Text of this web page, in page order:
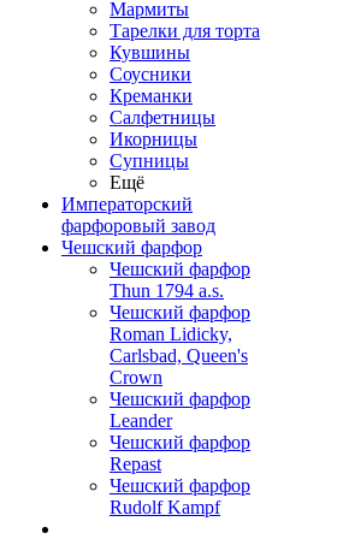
Мармиты
Тарелки для торта
Кувшины
Соусники
Креманки
Салфетницы
Икорницы
Супницы
Ещё
Императорский
фарфоровый завод
Чешский фарфор
Чешский фарфор
Thun 1794 a.s.
Чешский фарфор
Roman Lidicky,
Carlsbad, Queen's
Crown
Чешский фарфор
Leander
Чешский фарфор
Repast
Чешский фарфор
Rudolf Kampf